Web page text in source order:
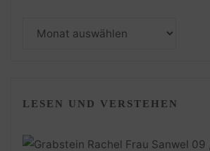
LESEN UND VERSTEHEN